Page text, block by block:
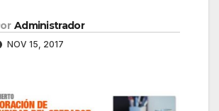
Administrador
NOV 15, 2017